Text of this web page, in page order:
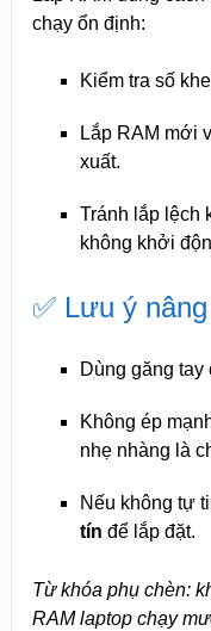
chạy ổn định:
Kiểm tra số
Lắp RAM mới
xuất.
Tránh lắp lệch
không khởi
✅ Lưu ý
Dùng găng tay
Không ép
nhẹ nhàng là
Nếu không tự
tín để lắp đặt.
Từ khóa phụ chèn:
RAM laptop chạy